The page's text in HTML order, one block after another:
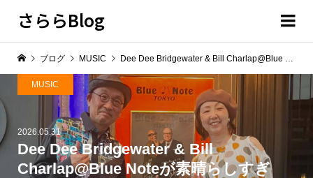
さららBlog
2026.05.31
Dee Dee Bridgewater & Bill
Charlap@Blue Noteが素晴らしすぎ
MUSIC
ブログ MUSIC Dee Dee Bridgewater & Bill Charlap@Blue Noteが素晴らしすぎた〜❣️